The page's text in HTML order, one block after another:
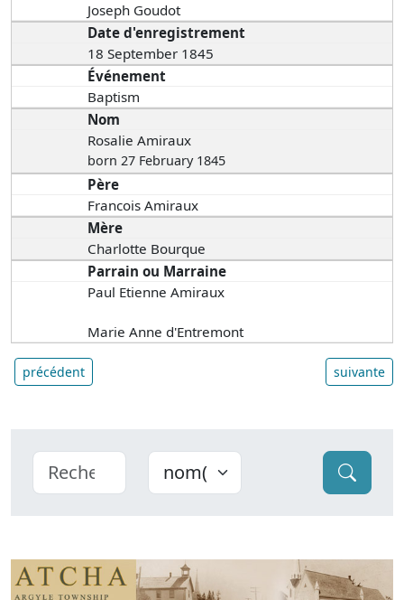
Joseph Goudot
Date d'enregistrement
18 September 1845
Événement
Baptism
Nom
Rosalie Amiraux
born 27 February 1845
Père
Francois Amiraux
Mère
Charlotte Bourque
Parrain ou Marraine
Paul Etienne Amiraux
Marie Anne d'Entremont
précédent suivante